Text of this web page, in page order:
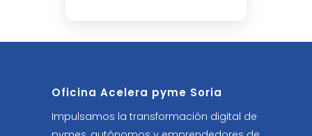
Oficina Acelera pyme Soria
Impulsamos la transformación digital de